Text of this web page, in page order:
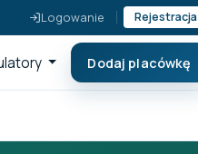
Logowanie Rejestracja
Dodaj placówkę